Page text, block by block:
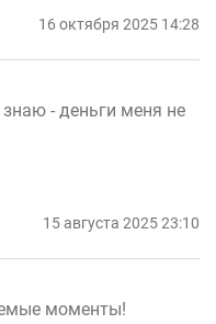
16 октября 2025 14:28
- деньги меня не
15 августа 2025 23:10
моменты!